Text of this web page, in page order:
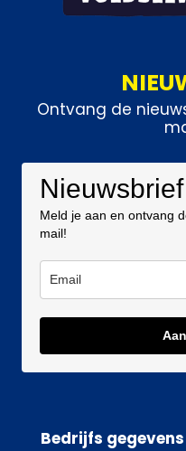
Ontvang de
Nieuwsbrief
Meld je aan en ontvang
mail!
Bedrijfs gegevens